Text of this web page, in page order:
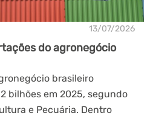
13/07/2026
do agronegócio
brasileiro
bilhões em 2025, segundo
e Pecuária. Dentro